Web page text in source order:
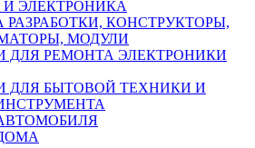
ЭЛЕКТРОНИКА
РАЗРАБОТКИ, КОНСТРУКТОРЫ,
МОДУЛИ
ДЛЯ РЕМОНТА ЭЛЕКТРОНИКИ
ДЛЯ БЫТОВОЙ ТЕХНИКИ И